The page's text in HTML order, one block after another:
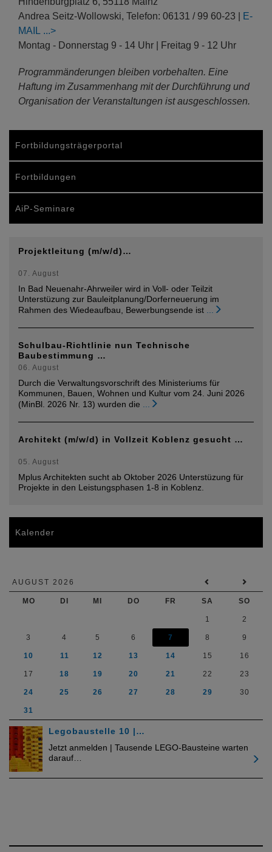
Andrea Seitz-Wollowski, Telefon: 06131 / 99 60-23 |
E-
MAIL
Montag - Donnerstag 9 - 14 Uhr | Freitag 9 - 12 Uhr
Programmänderungen bleiben vorbehalten. Eine
Haftung im Zusammenhang mit der Durchführung und
Organisation der Veranstaltungen ist ausgeschlossen.
Fortbildungsträgerportal
Fortbildungen
AiP-Seminare
Projektleitung (m/w/d)…
07. August
In Bad Neuenahr-Ahrweiler wird in Voll- oder Teilzit
Unterstüzung zur Bauleitplanung/Dorferneuerung im
Rahmen des Wiedeaufbau, Bewerbungsende ist
Schulbau-Richtlinie nun Technische
Baubestimmung …
06. August
Durch die Verwaltungsvorschrift des Ministeriums für
Kommunen, Bauen, Wohnen und Kultur vom 24. Juni 2026
(MinBl. 2026 Nr. 13) wurden die
Architekt (m/w/d) in Vollzeit Koblenz gesucht …
05. August
Mplus Architekten sucht ab Oktober 2026 Unterstüzung für
Projekte in den Leistungsphasen 1-8 in Koblenz.
Kalender
AUGUST 2026
MO DI MI DO FR SA SO
1 2
3 4 5 6 7 8 9
10 11 12 13 14 15 16
17 18 19 20 21 22 23
24 25 26 27 28 29 30
31
Legobaustelle 10 |…
Jetzt anmelden | Tausende LEGO-Bausteine warten
darauf…